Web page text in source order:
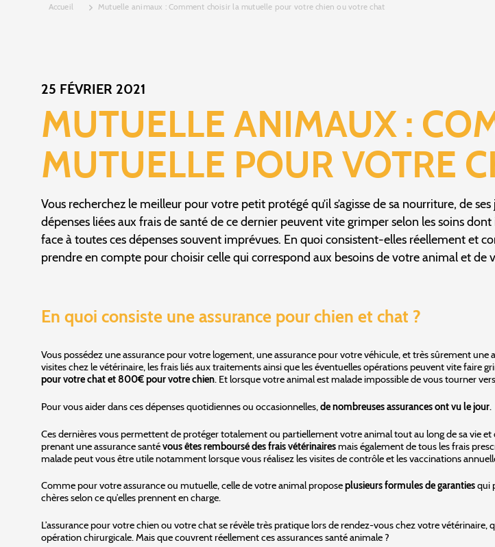
Accueil Mutuelle animaux : Comment choisir la mutuelle pour votre chien ou votre chat
25 FÉVRIER 2021
MUTUELLE ANIMAUX :
MUTUELLE POUR VOTRE
Vous recherchez le meilleur pour votre petit protégé qu’il s’agisse de sa nourriture, de
dépenses liées aux frais de santé de ce dernier peuvent vite grimper selon les soins
face à toutes ces dépenses souvent imprévues. En quoi consistent-elles réellement et
prendre en compte pour choisir celle qui correspond aux besoins de votre animal et de
En quoi consiste une assurance pour chien et chat ?
Vous possédez une assurance pour votre logement, une assurance pour votre véhicule, et très sûrement une
visites chez le vétérinaire, les frais liés aux traitements ainsi que les éventuelles opérations peuvent vite faire
pour votre chat et 800€ pour votre chien. Et lorsque votre animal est malade impossible de vous tourner
Pour vous aider dans ces dépenses quotidiennes ou occasionnelles,de nombreuses assurances ont vu le jour.
Ces dernières vous permettent de protéger totalement ou partiellement votre animal tout au long de sa vie
prenant une assurance santévous êtes remboursé des frais vétérinairesmais également de tous les frais
malade peut vous être utile notamment lorsque vous réalisez les visites de contrôle et les vaccinations
Comme pour votre assurance ou mutuelle, celle de votre animal proposeplusieurs formules de garantiesqui
chères selon ce qu’elles prennent en charge.
L’assurance pour votre chien ou votre chat se révèle très pratique lors de rendez-vous chez votre vétérinaire,
opération chirurgicale. Mais que couvrent réellement ces assurances santé animale ?